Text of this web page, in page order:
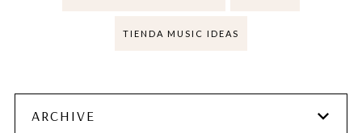
TIENDA MUSIC IDEAS
ARCHIVE